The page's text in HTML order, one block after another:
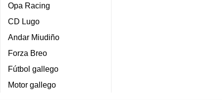
Opa Racing
CD Lugo
Andar Miudiño
Forza Breo
Fútbol gallego
Motor gallego